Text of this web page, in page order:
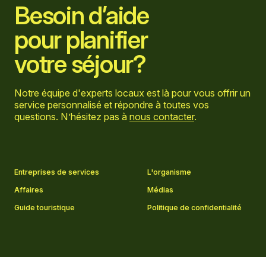
Besoin d’aide
pour planifier
votre séjour?
Notre équipe d'experts locaux est là pour vous offrir un
service personnalisé et répondre à toutes vos
questions. N’hésitez pas à nous contacter.
Entreprises de services
L'organisme
Affaires
Médias
Guide touristique
Politique de confidentialité